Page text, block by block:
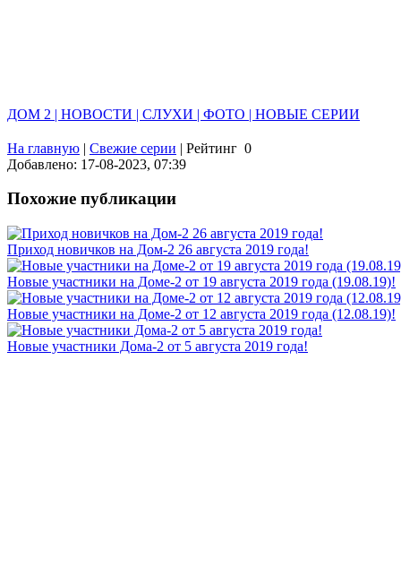
ДОМ 2 | НОВОСТИ | СЛУХИ | ФОТО | НОВЫЕ СЕРИИ
На главную | Свежие серии | Рейтинг 0
Добавлено: 17-08-2023, 07:39
Похожие публикации
Приход новичков на Дом-2 26 августа 2019 года!
Новые участники на Доме-2 от 19 августа 2019 года (19.08.19)!
Новые участники на Доме-2 от 12 августа 2019 года (12.08.19)!
Новые участники Дома-2 от 5 августа 2019 года!